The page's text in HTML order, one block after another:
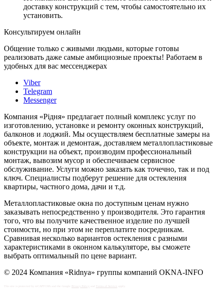
доставку конструкций с тем, чтобы самостоятельно их
установить.
Консультируем онлайн
Общение только с живыми людьми, которые готовы
реализовать даже самые амбициозные проекты! Работаем в
удобных для вас мессенджерах
Viber
Telegram
Messenger
Компания «Рідня» предлагает полный комплекс услуг по
изготовлению, установке и ремонту оконных конструкций,
балконов и лоджий. Мы осуществляем бесплатные замеры на
объекте, монтаж и демонтаж, доставляем металлопластиковые
конструкции на объект, производим профессиональный
монтаж, вывозим мусор и обеспечиваем сервисное
обслуживание. Услуги можно заказать как точечно, так и под
ключ. Специалисты подберут решение для остекления
квартиры, частного дома, дачи и т.д.
Металлопластиковые окна по доступным ценам нужно
заказывать непосредственно у производителя. Это гарантия
того, что вы получите качественное изделие по лучшей
стоимости, но при этом не переплатите посредникам.
Сравнивая несколько вариантов остекления с разными
характеристиками в оконном калькуляторе, вы сможете
выбрать оптимальный по цене вариант.
© 2024 Компания «Ridnya» группы компаний OKNA-INFO